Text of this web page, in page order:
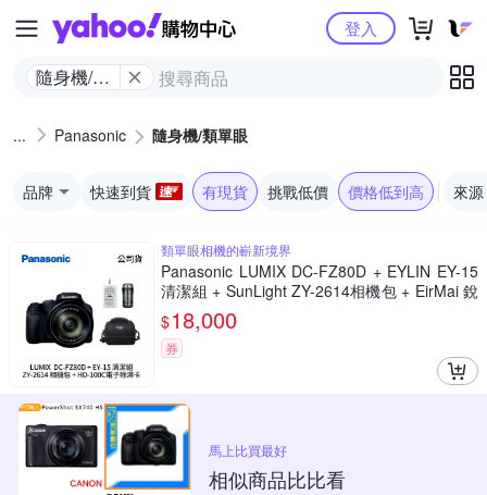
Yahoo購物中心
隨身機/類
登入
Panasonic 隨身機/類單眼
品牌 快速到貨 有現貨 挑戰低價 價格低到高 來源
類單眼相機的嶄新境界
Panasonic LUMIX DC-FZ80D + EYLIN EY-15
清潔組 + SunLight ZY-2614相機包 + EirMai 銳
瑪 HD-100C電子除濕卡 FZ80D (公司貨)
$18,000
券
馬上比買最好
相似商品比比看